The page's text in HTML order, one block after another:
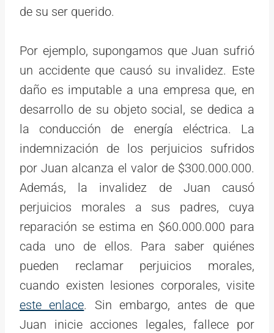
de su ser querido.
Por ejemplo, supongamos que Juan sufrió
un accidente que causó su invalidez. Este
daño es imputable a una empresa que, en
desarrollo de su objeto social, se dedica a
la conducción de energía eléctrica. La
indemnización de los perjuicios sufridos
por Juan alcanza el valor de $300.000.000.
Además, la invalidez de Juan causó
perjuicios morales a sus padres, cuya
reparación se estima en $60.000.000 para
cada uno de ellos. Para saber quiénes
pueden reclamar perjuicios morales,
cuando existen lesiones corporales, visite
este enlace. Sin embargo, antes de que
Juan inicie acciones legales, fallece por